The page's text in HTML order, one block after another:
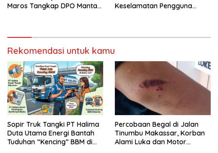
Maros Tangkap DPO Mantan
Keselamatan Pengguna
Rekomendasi untuk kamu
Sopir Truk Tangki PT Halima
Duta Utama Energi Bantah
Tuduhan “Kencing” BBM di
Percobaan Begal di Jalan
Tinumbu Makassar, Korban
Alami Luka dan Motor